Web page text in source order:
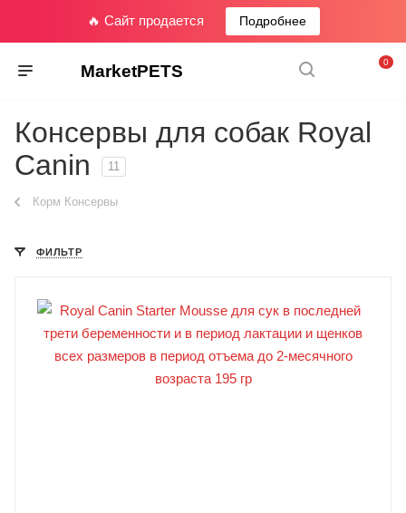
🔥 Сайт продается Подробнее
MarketPETS 0
Консервы для собак Royal
Canin
11
Корм Консервы
ФИЛЬТР